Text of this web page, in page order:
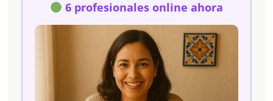
6 profesionales online ahora